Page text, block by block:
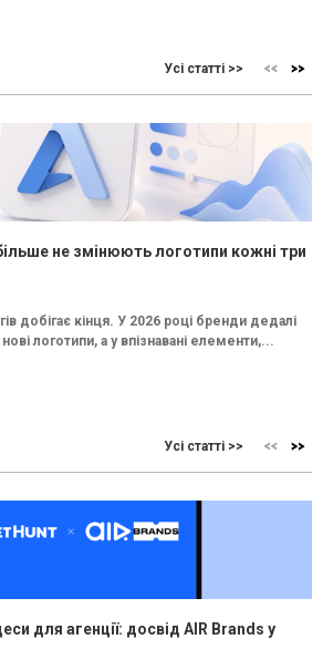
Усі статті >>
не змінюють логотипи кожні три
добігає кінця. У 2026 році бренди дедалі
логотипи, а у впізнавані елементи,...
Усі статті >>
для агенції: досвід AIR Brands у